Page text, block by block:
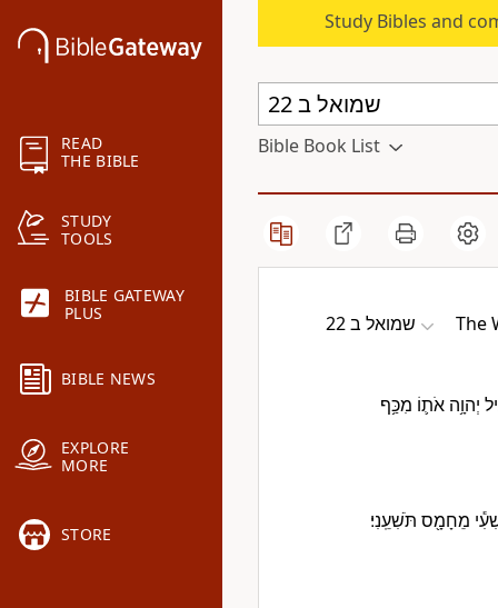
READ
THE BIBLE
STUDY
TOOLS
BIBLE GATEWAY
PLUS
BIBLE NEWS
EXPLORE
MORE
STORE
Study Bibles and
Bible Book List
שמואל ב 22 The
יְהוָ֥ה אֹת֛וֹ מִכַּ֥ף
מֵחָמָ֖ס תֹּשִׁעֵֽנִי׃